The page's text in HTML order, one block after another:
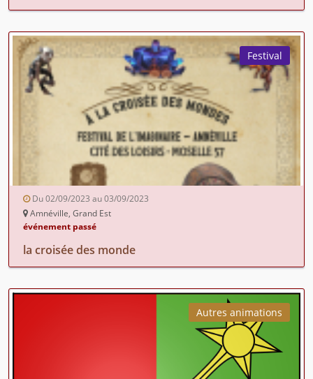
Festival
Du 02/09/2023 au 03/09/2023
Amnéville, Grand Est
événement passé
la croisée des monde
Autres animations